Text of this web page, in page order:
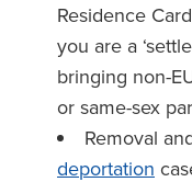
Residence
you are a
bringing non-
or same-sex
Removal
deportation